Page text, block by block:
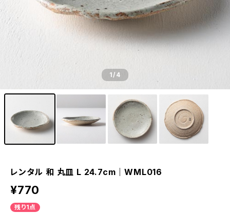
1/4
レンタル 和 丸皿 L 24.7cm｜WML016
¥770
残り1点